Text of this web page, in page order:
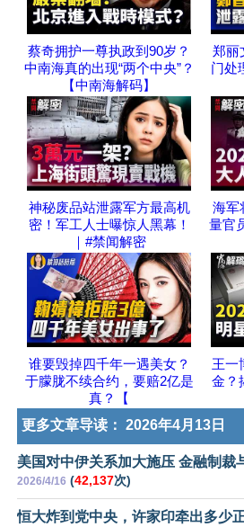
蔡奇拥护一尊执政到90岁？
中南海真的出现“两个中央”？
【中南海解码】
郑丽
门处
神秘废品站泄露军方最高机
密！军工人士曝惊人黑幕！
｜#禁闻解密
海军
量官
谁要毁掉四千年一遇美女？
于朦胧不续合约，要赔2亿是
真？【
王一
金？
更多文章导读： 2026年4月13日
美国对中伊关系加大施压 金融制裁
2026/4/16 (42,137次)
恒大炸到党中央，许家印牵出多少